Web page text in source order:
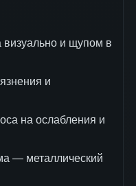
визуально и щупом в
и
на ослабления и
— металлический